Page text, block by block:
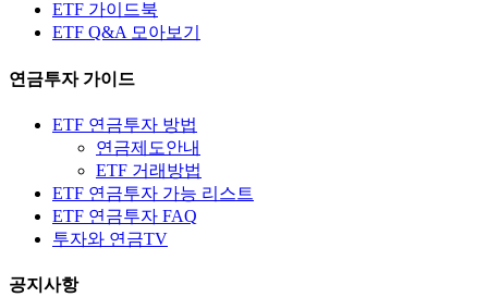
ETF 가이드북
ETF Q&A 모아보기
연금투자 가이드
ETF 연금투자 방법
연금제도안내
ETF 거래방법
ETF 연금투자 가능 리스트
ETF 연금투자 FAQ
투자와 연금TV
공지사항